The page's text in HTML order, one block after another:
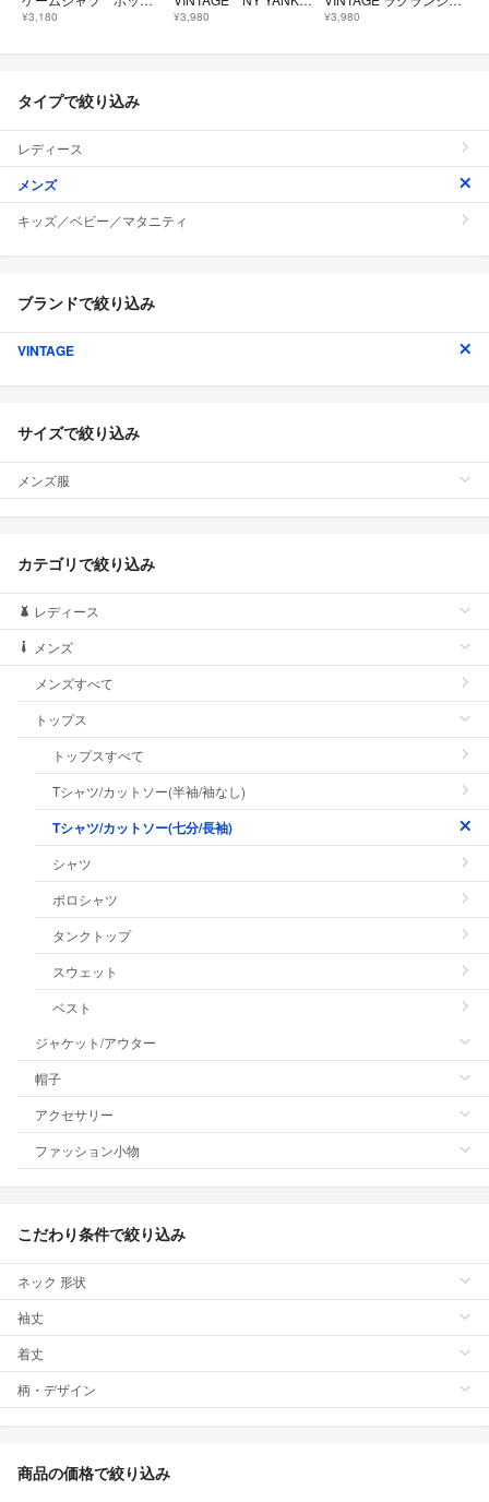
¥3,180 ¥3,980 ¥3,980
タイプで絞り込み
レディース
メンズ
キッズ／ベビー／マタニティ
ブランドで絞り込み
VINTAGE
サイズで絞り込み
メンズ服
カテゴリで絞り込み
レディース
メンズ
メンズすべて
トップス
トップスすべて
Tシャツ/カットソー(半袖/袖なし)
Tシャツ/カットソー(七分/長袖)
シャツ
ポロシャツ
タンクトップ
スウェット
ベスト
ジャケット/アウター
帽子
アクセサリー
ファッション小物
こだわり条件で絞り込み
ネック 形状
袖丈
着丈
柄・デザイン
商品の価格で絞り込み